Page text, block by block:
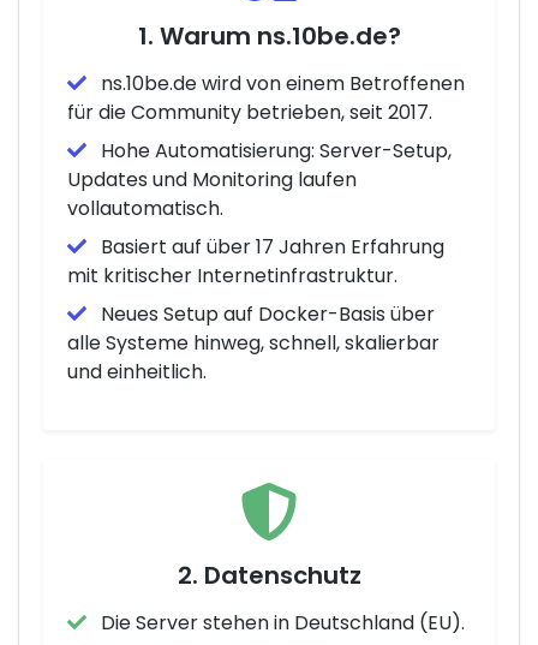
1. Warum ns.10be.de?
ns.10be.de wird von einem Betroffenen
für die Community betrieben, seit 2017.
Hohe Automatisierung: Server-Setup,
Updates und Monitoring laufen
vollautomatisch.
Basiert auf über 17 Jahren Erfahrung
mit kritischer Internetinfrastruktur.
Neues Setup auf Docker-Basis über
alle Systeme hinweg, schnell, skalierbar
und einheitlich.
2. Datenschutz
Die Server stehen in Deutschland (EU).